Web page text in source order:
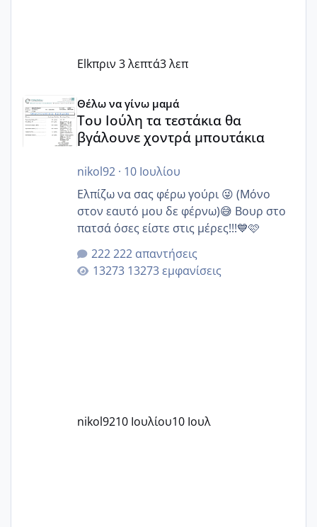
Elkπριν 3 λεπτά3 λεπ
Θέλω να γίνω μαμά
Του Ιούλη τα τεστάκια θα
βγάλουνε χοντρά μπουτάκια
nikol92· 10 Ιουλίου
Ελπίζω να σας φέρω γούρι 😜 (Μόνο
στον εαυτό μου δε φέρνω)😅 Βουρ στο
πατσά όσες είστε στις μέρες!!!💙🩷
222 απαντήσεις
13273 εμφανίσεις
nikol9210 Ιουλίου10 Ιουλ